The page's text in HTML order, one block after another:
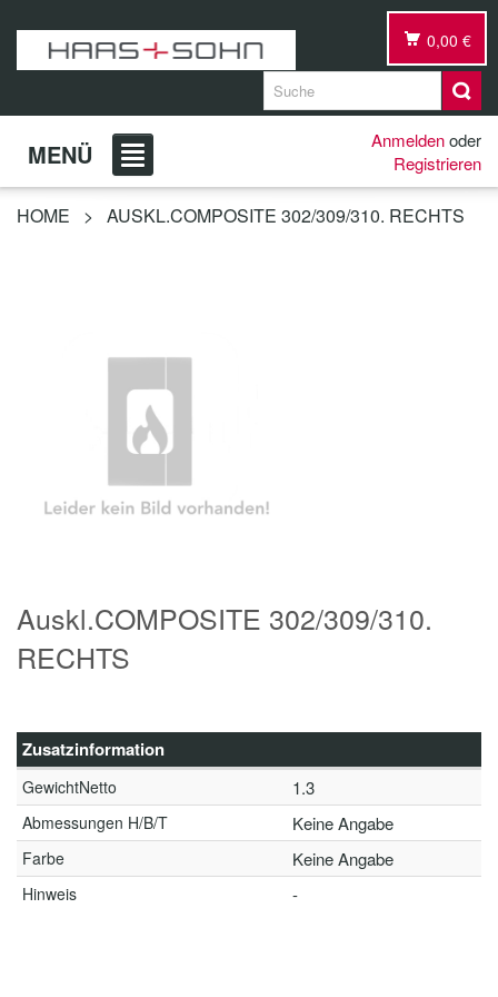
0,00 €
MENÜ Anmeldenoder
Registrieren
HOME > AUSKL.COMPOSITE 302/309/310. RECHTS
Auskl.COMPOSITE 302/309/310.
RECHTS
Zusatzinformation
GewichtNetto 1.3
Abmessungen H/B/T Keine Angabe
Farbe Keine Angabe
Hinweis -